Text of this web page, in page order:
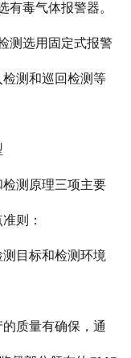
毒气体报警器。
测选用固定式报警
测和巡回检测等
测原理三项主要
则：
测目标和检测环境
的质量有确保，通